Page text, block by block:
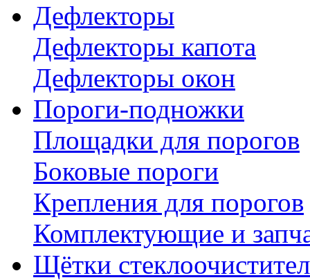
Дефлекторы
Дефлекторы капота
Дефлекторы окон
Пороги-подножки
Площадки для порогов
Боковые пороги
Крепления для порогов
Комплектующие и
Щётки